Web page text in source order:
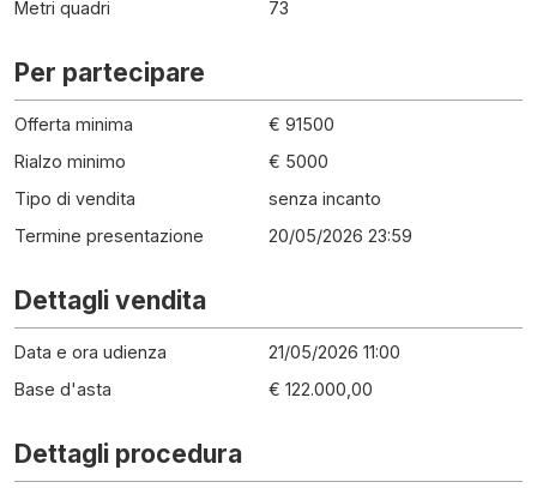
Metri quadri 73
Per partecipare
Offerta minima
€ 91500
Rialzo minimo
€ 5000
Tipo di vendita
senza incanto
Termine presentazione
20/05/2026 23:59
Dettagli vendita
Data e ora udienza
21/05/2026 11:00
Base d'asta
€ 122.000,00
Dettagli procedura